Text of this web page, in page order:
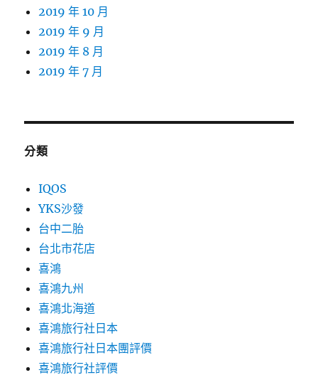
2019 年 10 月
2019 年 9 月
2019 年 8 月
2019 年 7 月
分類
IQOS
YKS沙發
台中二胎
台北市花店
喜鴻
喜鴻九州
喜鴻北海道
喜鴻旅行社日本
喜鴻旅行社日本團評價
喜鴻旅行社評價